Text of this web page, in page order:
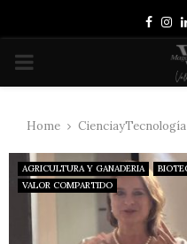
PRIMARY
Home CienciayTecnología
AGRICULTURA Y GANADERIA
VALOR COMPARTIDO